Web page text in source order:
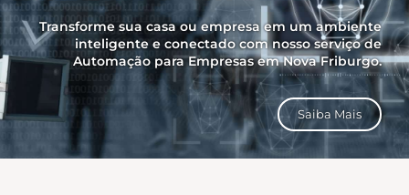
Transforme sua casa ou empresa em um ambiente
inteligente e conectado com nosso serviço de
Automação para Empresas em Nova Friburgo.
Saiba Mais